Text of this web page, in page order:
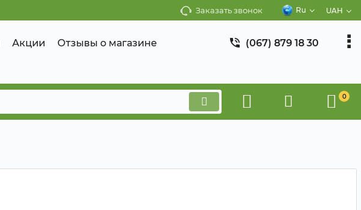
Заказать звонок Ru UAH
Акции Отзывы о магазине (067) 879 18 30
0